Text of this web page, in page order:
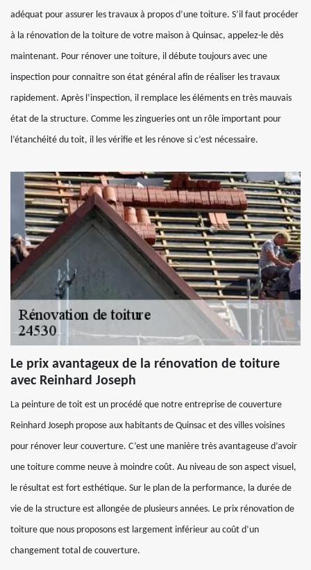
adéquat pour assurer les travaux à propos d’une toiture. S’il faut procéder
à la rénovation de la toiture de votre maison à Quinsac, appelez-le dès
maintenant. Pour rénover une toiture, il débute toujours avec une
inspection pour connaitre son état général afin de réaliser les travaux
rapidement. Après l’inspection, il remplace les éléments en très mauvais
état de la structure. Comme les zingueries ont un rôle important pour
l’étanchéité du toit, il les vérifie et les rénove si c’est nécessaire.
Le prix avantageux de la rénovation de toiture
avec Reinhard Joseph
La peinture de toit est un procédé que notre entreprise de couverture
Reinhard Joseph propose aux habitants de Quinsac et des villes voisines
pour rénover leur couverture. C’est une manière très avantageuse d’avoir
une toiture comme neuve à moindre coût. Au niveau de son aspect visuel,
le résultat est fort esthétique. Sur le plan de la performance, la durée de
vie de la structure est allongée de plusieurs années. Le prix rénovation de
toiture que nous proposons est largement inférieur au coût d’un
changement total de couverture.